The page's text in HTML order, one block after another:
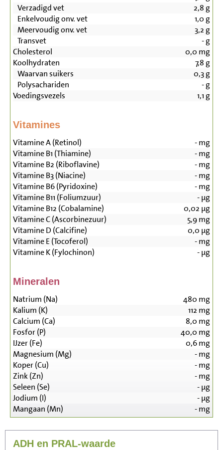
Verzadigd vet
2,8 g
Enkelvoudig onv. vet
1,0 g
Meervoudig onv. vet
3,2 g
Transvet
-g
Cholesterol
0,0 mg
Koolhydraten
7,8 g
Waarvan suikers
0,3g
Polysachariden
-g
Voedingsvezels
1,1 g
Vitamines
Vitamine A (Retinol) -mg
Vitamine B1 (Thiamine)
-mg
Vitamine B2 (Riboflavine)
-mg
Vitamine B3 (Niacine)
-mg
Vitamine B6 (Pyridoxine)
-mg
Vitamine B11 (Foliumzuur)
-µg
Vitamine B12 (Cobalamine)
0,02 µg
Vitamine C (Ascorbinezuur)
5,9mg
Vitamine D (Calcifine)
0,0 µg
Vitamine E (Tocoferol)
-mg
Vitamine K (Fylochinon)
-µg
Mineralen
Natrium (Na) 480 mg
Kalium (K)
112 mg
Calcium (Ca)
8,0 mg
Fosfor (P)
40,0 mg
IJzer (Fe)
0,6mg
Magnesium (Mg)
-mg
Koper (Cu)
-mg
Zink (Zn)
-mg
Seleen (Se)
-µg
Jodium (I)
-µg
Mangaan (Mn)
-mg
ADH en PRAL-waarde